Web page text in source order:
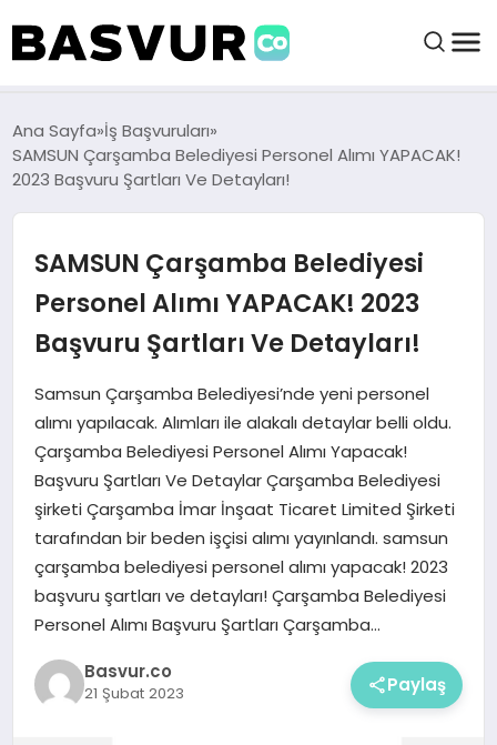
BAŞVURULAR
BAYILIKLER
HABERLER
KRIPTO HABER
Ana Sayfa İş Başvuruları
SAMSUN Çarşamba Belediyesi Personel Alımı YAPACAK!
2023 Başvuru Şartları Ve Detayları!
SAMSUN Çarşamba Belediyesi
Personel Alımı YAPACAK! 2023
Başvuru Şartları Ve Detayları!
Samsun Çarşamba Belediyesi’nde yeni personel
alımı yapılacak. Alımları ile alakalı detaylar belli oldu.
Çarşamba Belediyesi Personel Alımı Yapacak!
Başvuru Şartları Ve Detaylar Çarşamba Belediyesi
şirketi Çarşamba İmar İnşaat Ticaret Limited Şirketi
tarafından bir beden işçisi alımı yayınlandı. samsun
çarşamba belediyesi personel alımı yapacak! 2023
başvuru şartları ve detayları! Çarşamba Belediyesi
Personel Alımı Başvuru Şartları Çarşamba…
Basvur.co
21 Şubat 2023 Paylaş